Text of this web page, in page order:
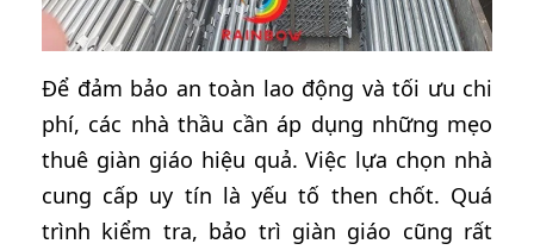
Để đảm bảo an toàn lao động và tối ưu chi
phí, các nhà thầu cần áp dụng những mẹo
thuê giàn giáo hiệu quả. Việc lựa chọn nhà
cung cấp uy tín là yếu tố then chốt. Quá
trình kiểm tra, bảo trì giàn giáo cũng rất